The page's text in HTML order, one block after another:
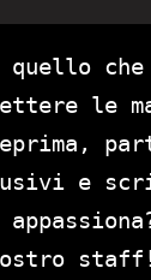
le
e